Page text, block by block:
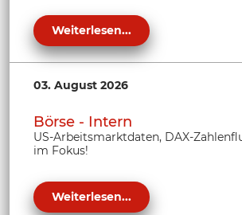
Weiterlesen...
03. August 2026
Börse - Intern
US-Arbeitsmarktdaten, DAX-
im Fokus!
Weiterlesen...